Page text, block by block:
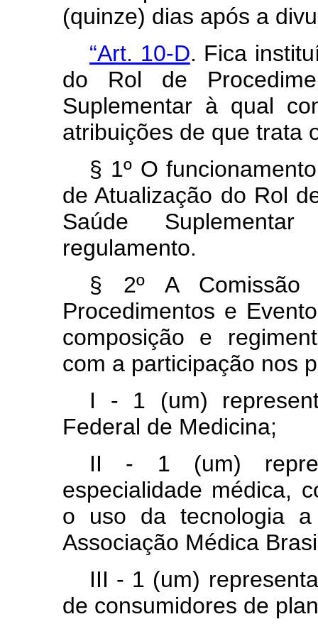
(quinze) dias após a
“Art. 10-D. Fica
do Rol de
Suplementar à qual
atribuições de que trata
§ 1º O
de Atualização do Rol
Saúde
regulamento.
§ 2º A Comissão
Procedimentos e
composição e
com a participação nos
I - 1 (um)
Federal de Medicina;
II - 1 (um)
especialidade médica,
o uso da tecnologia a
Associação Médica
III - 1 (um)
de consumidores de